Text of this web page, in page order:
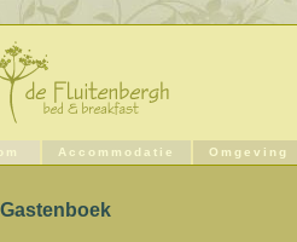
Accommodatie Omgeving
Gastenboek